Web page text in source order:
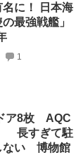
に！ 日本海
最強戦艦」
1
ア8枚 AQC
長すぎて駐
ない 博物館